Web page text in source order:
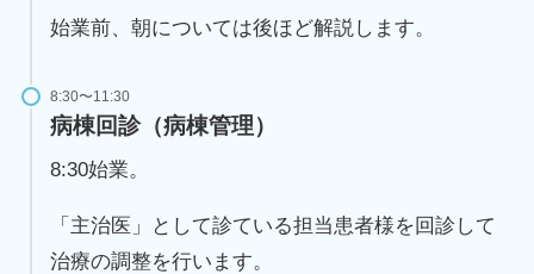
始業前、朝については後ほど解説します。
8:30〜11:30
病棟回診（病棟管理）
8:30始業。
「主治医」として診ている担当患者様を回診して
治療の調整を行います。